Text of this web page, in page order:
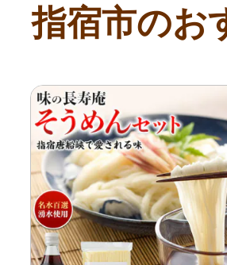
指宿市のお